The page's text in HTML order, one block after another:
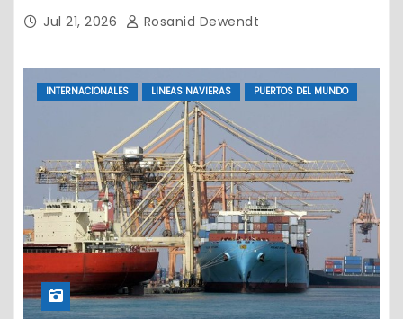
petrolera
Jul 21, 2026 Rosanid Dewendt
INTERNACIONALES LINEAS NAVIERAS PUERTOS DEL MUNDO